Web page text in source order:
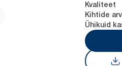
Kvaliteet
Kihtide arv
Ühikuid